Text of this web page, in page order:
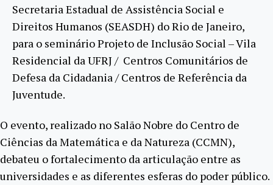
Secretaria Estadual de Assistência Social e
Direitos Humanos (SEASDH) do Rio de Janeiro,
para o seminário Projeto de Inclusão Social – Vila
Residencial da UFRJ / Centros Comunitários de
Defesa da Cidadania / Centros de Referência da
Juventude.
O evento, realizado no Salão Nobre do Centro de
Ciências da Matemática e da Natureza (CCMN),
debateu o fortalecimento da articulação entre as
universidades e as diferentes esferas do poder público.